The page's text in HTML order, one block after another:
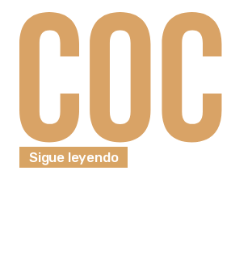
Sigue leyendo